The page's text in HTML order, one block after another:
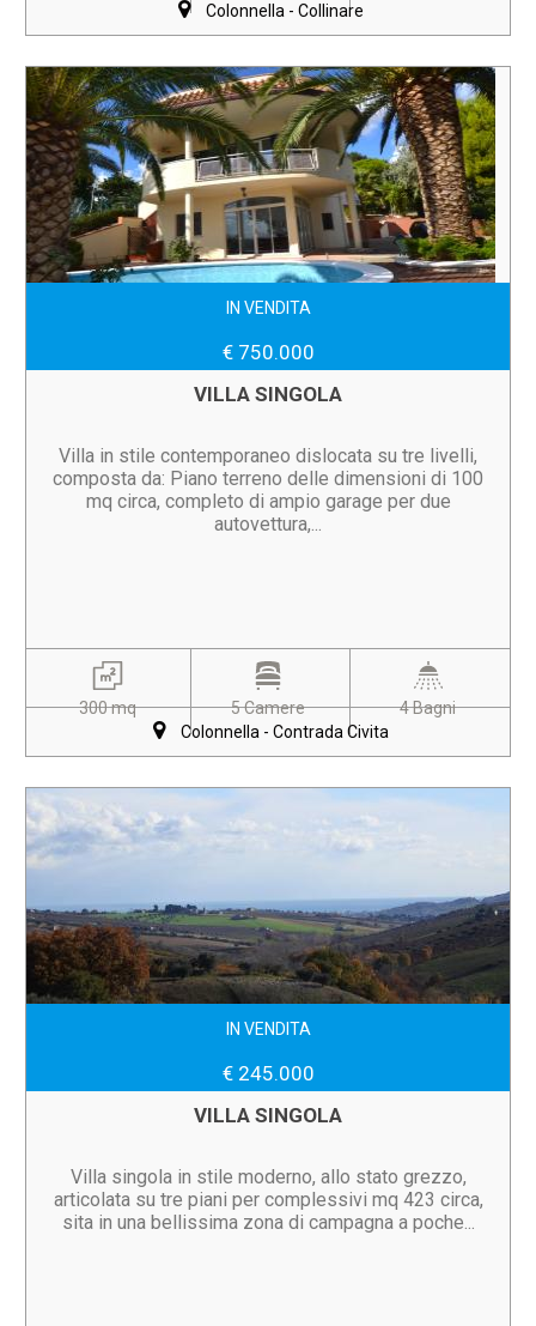
Colonnella - Collinare
IN VENDITA
€ 750.000
VILLA SINGOLA
Villa in stile contemporaneo dislocata su tre livelli,
composta da: Piano terreno delle dimensioni di 100
mq circa, completo di ampio garage per due
autovettura,...
300 mq 5 Camere
4 Bagni
Colonnella - Contrada Civita
IN VENDITA
€ 245.000
VILLA SINGOLA
Villa singola in stile moderno, allo stato grezzo,
articolata su tre piani per complessivi mq 423 circa,
sita in una bellissima zona di campagna a poche...